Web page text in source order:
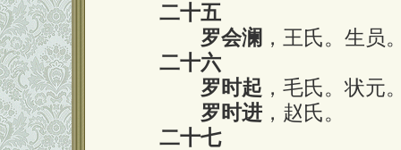
二十五
罗会澜 ，王氏。生员
二十六
罗时起 ，毛氏。状元
罗时进 ，赵氏。
二十七